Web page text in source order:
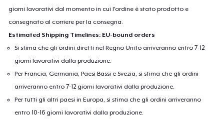
giorni lavorativi dal momento in cui l'ordine è stato prodotto e
consegnato al corriere per la consegna.
Estimated Shipping Timelines: EU-bound orders
Si stima che gli ordini diretti nel Regno Unito arriveranno entro 7-12
giorni lavorativi dalla produzione.
Per Francia, Germania, Paesi Bassi e Svezia, si stima che gli ordini
arriveranno entro 7-12 giorni lavorativi dalla produzione.
Per tutti gli altri paesi in Europa, si stima che gli ordini arriveranno
entro 10-16 giorni lavorativi dalla produzione.